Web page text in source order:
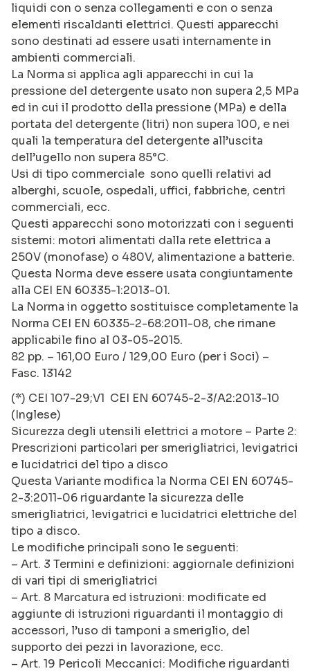
liquidi con o senza collegamenti e con o senza
elementi riscaldanti elettrici. Questi apparecchi
sono destinati ad essere usati internamente in
ambienti commerciali.
La Norma si applica agli apparecchi in cui la
pressione del detergente usato non supera 2,5 MPa
ed in cui il prodotto della pressione (MPa) e della
portata del detergente (litri) non supera 100, e nei
quali la temperatura del detergente all’uscita
dell’ugello non supera 85°C.
Usi di tipo commerciale sono quelli relativi ad
alberghi, scuole, ospedali, uffici, fabbriche, centri
commerciali, ecc.
Questi apparecchi sono motorizzati con i seguenti
sistemi: motori alimentati dalla rete elettrica a
250V (monofase) o 480V, alimentazione a batterie.
Questa Norma deve essere usata congiuntamente
alla CEI EN 60335-1:2013-01.
La Norma in oggetto sostituisce completamente la
Norma CEI EN 60335-2-68:2011-08, che rimane
applicabile fino al 03-05-2015.
82 pp. – 161,00 Euro / 129,00 Euro (per i Soci) –
Fasc. 13142
(*) CEI 107-29;V1 CEI EN 60745-2-3/A2:2013-10
(Inglese)
Sicurezza degli utensili elettrici a motore – Parte 2:
Prescrizioni particolari per smerigliatrici, levigatrici
e lucidatrici del tipo a disco
Questa Variante modifica la Norma CEI EN 60745-
2-3:2011-06 riguardante la sicurezza delle
smerigliatrici, levigatrici e lucidatrici elettriche del
tipo a disco.
Le modifiche principali sono le seguenti:
– Art. 3 Termini e definizioni: aggiornale definizioni
di vari tipi di smerigliatrici
– Art. 8 Marcatura ed istruzioni: modificate ed
aggiunte di istruzioni riguardanti il montaggio di
accessori, l’uso di tamponi a smeriglio, del
supporto dei pezzi in lavorazione, ecc.
– Art. 19 Pericoli Meccanici: Modifiche riguardanti